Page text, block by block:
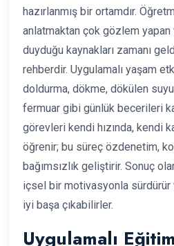
hazırlanmış bir ortamdır.
anlatmaktan çok gözlem
duyduğu kaynakları zamanı
rehberdir. Uygulamalı yaşam
doldurma, dökme, dökülen
fermuar gibi günlük becerileri
görevleri kendi hızında, kendi
öğrenir; bu süreç özdenetim,
bağımsızlık geliştirir. Sonuç
içsel bir motivasyonla
iyi başa çıkabilirler.
Uygulamalı